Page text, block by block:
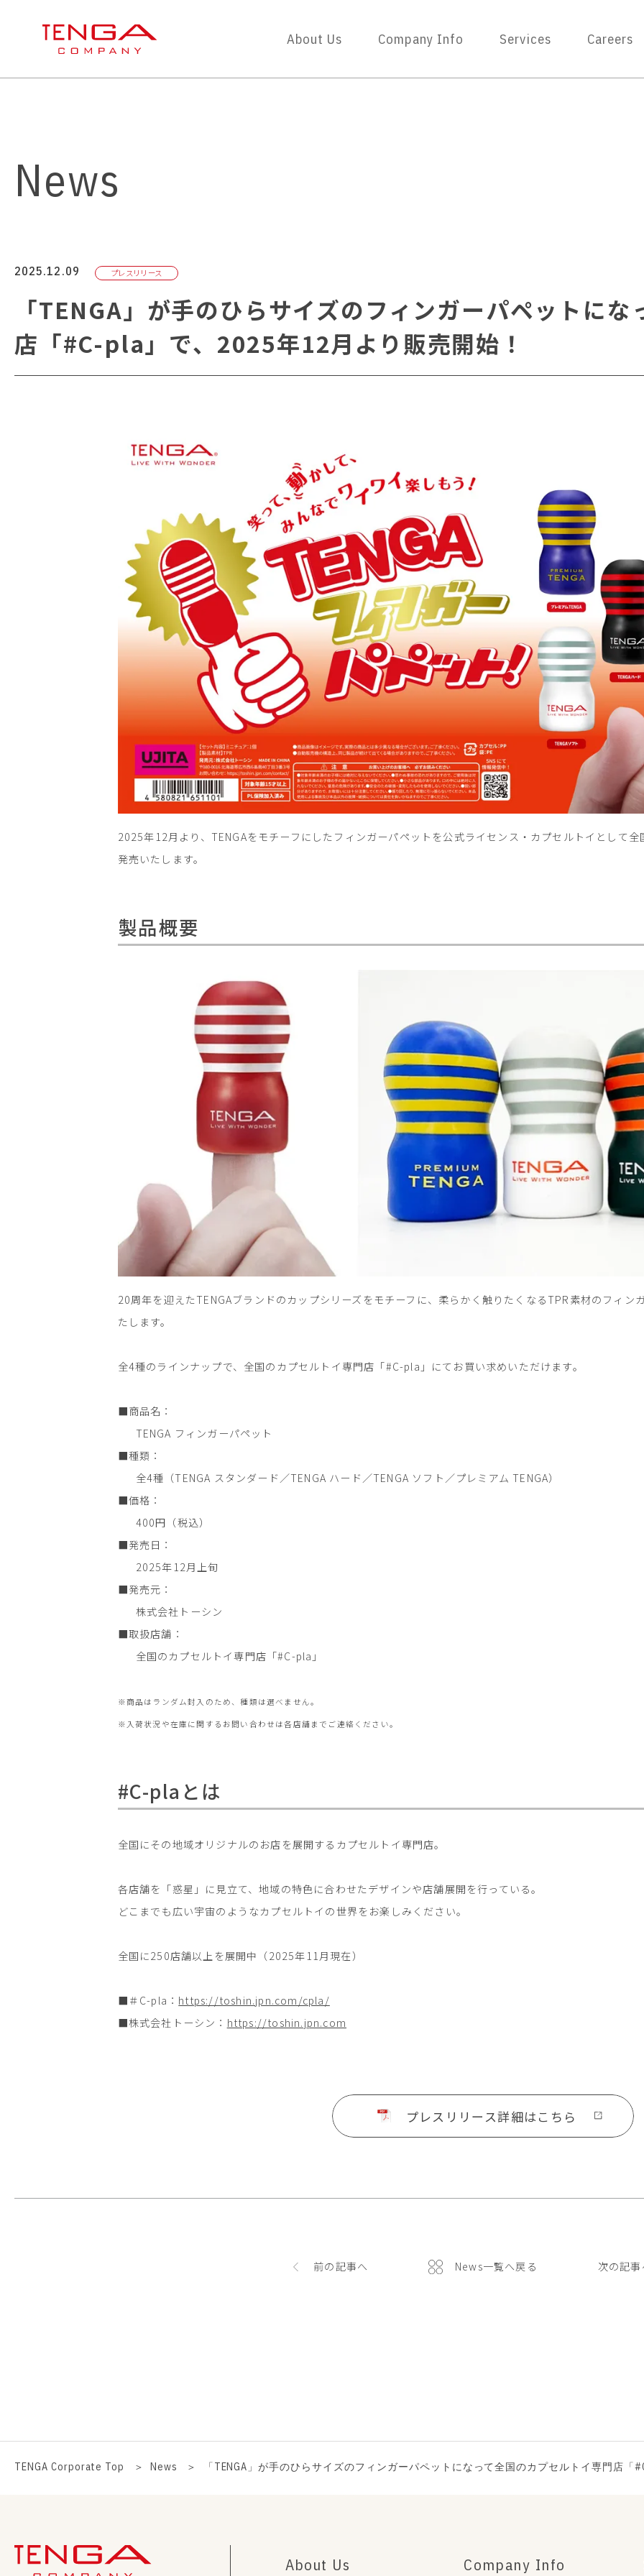
About Us Company Info Services Careers
News
2025.12.09 プレスリリース
「TENGA」が⼿のひらサイズのフィンガーパペットに
店「#C-pla」で、2025年12⽉より販売開始！
2025年12月より、TENGAをモチーフにしたフィンガーパペットを公式ライセンス・カプセルトイとして
発売いたします。
製品概要
20周年を迎えたTENGAブランドのカップシリーズをモチーフに、柔らかく触りたくなるTPR素材のフィン
たします。
全4種のラインナップで、全国のカプセルトイ専門店「#C-pla」にてお買い求めいただけます。
■商品名：
TENGA フィンガーパペット
■種類：
全4種（TENGA スタンダード／TENGA ハード／TENGA ソフト／プレミアム TENGA）
■価格：
400円（税込）
■発売日：
2025年12月上旬
■発売元：
株式会社トーシン
■取扱店舗：
全国のカプセルトイ専門店「#C-pla」
※商品はランダム封入のため、種類は選べません。
※入荷状況や在庫に関するお問い合わせは各店舗までご連絡ください。
#C-plaとは
全国にその地域オリジナルのお店を展開するカプセルトイ専門店。
各店舗を「惑星」に見立て、地域の特色に合わせたデザインや店舗展開を行っている。
どこまでも広い宇宙のようなカプセルトイの世界をお楽しみください。
全国に250店舗以上を展開中（2025年11月現在）
■＃C-pla： https://toshin.jpn.com/cpla/
■株式会社トーシン： https://toshin.jpn.com
プレスリリース詳細はこちら
前の記事へ News一覧へ戻る 次の記事
TENGA Corporate Top News 「TENGA」が⼿のひらサイズのフィンガーパペットになって全国のカプセルトイ専⾨店「
About Us Company Info